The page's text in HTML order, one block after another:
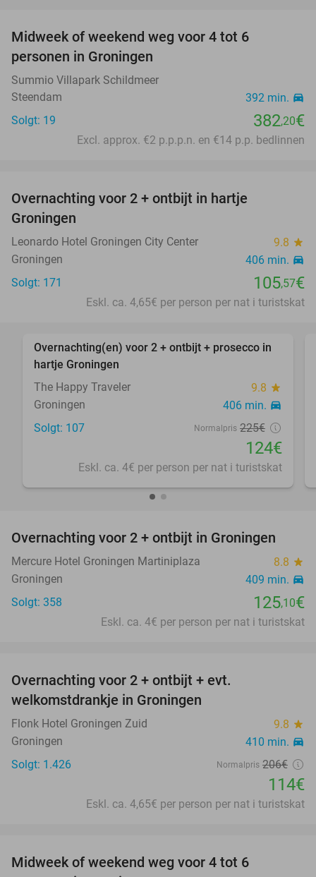
Midweek of weekend weg voor 4 tot 6
personen in Groningen
Summio Villapark Schildmeer
Steendam
392 min. directions_car
Solgt: 19 382,20€
Excl. approx. €2 p.p.p.n. en €14 p.p. bedlinnen
Overnachting voor 2 + ontbijt in hartje
Groningen
Leonardo Hotel Groningen City Center 9.8 star
Groningen 406 min. directions_car
Solgt: 171 105,57€
Eskl. ca. 4,65€ per person per nat i turistskat
45%
Overnachting(en) voor 2 + ontbijt + prosecco in
hartje Groningen
The Happy Traveler
9.8 star
Groningen 406 min. directions_car
Solgt: 107 Normalpris 225€
124€
Eskl. ca. 4€ per person per nat i turistskat
Overnachting voor 2 + ontbijt in Groningen
Mercure Hotel Groningen Martiniplaza 8.8 star
Groningen 409 min. directions_car
Solgt: 358 125,10€
Eskl. ca. 4€ per person per nat i turistskat
Overnachting voor 2 + ontbijt + evt.
welkomstdrankje in Groningen
Flonk Hotel Groningen Zuid 9.8 star
Groningen 410 min. directions_car
Solgt: 1.426 Normalpris 206€
114€
Eskl. ca. 4,65€ per person per nat i turistskat
Midweek of weekend weg voor 4 tot 6